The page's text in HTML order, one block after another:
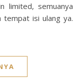
limited, semuanya
tempat isi ulang ya.